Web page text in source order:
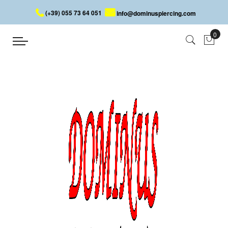
(+39) 055 73 64 051 info@dominuspiercing.com
BARRAS CIRCULARES
TIPOLOGÍA BARRAS CIRCULARES
La Barra Circular es sin duda la joya que más celebra il
maravilloso mundo de los piercings. Se puede emplear la mayor
parte de los repuestos a disposicón ¡cambiando tu imagen